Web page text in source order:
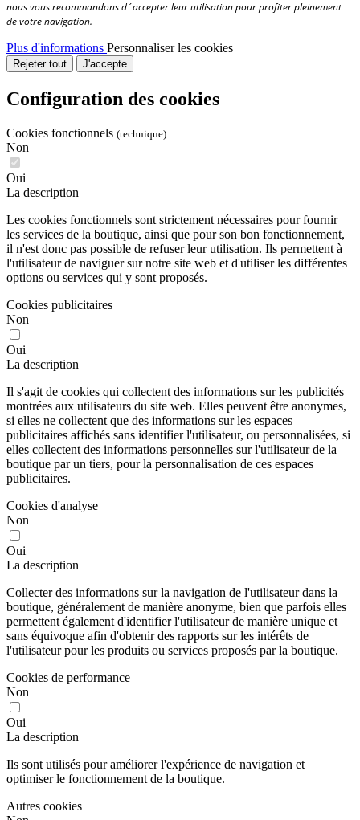
nous vous recommandons d´accepter leur utilisation pour profiter pleinement
de votre navigation.
Plus d'informations Personnaliser les cookies
Rejeter tout J'accepte
Configuration des cookies
Cookies fonctionnels (technique)
Non
Oui
La description
Les cookies fonctionnels sont strictement nécessaires pour fournir
les services de la boutique, ainsi que pour son bon fonctionnement,
il n'est donc pas possible de refuser leur utilisation. Ils permettent à
l'utilisateur de naviguer sur notre site web et d'utiliser les différentes
options ou services qui y sont proposés.
Cookies publicitaires
Non
Oui
La description
Il s'agit de cookies qui collectent des informations sur les publicités
montrées aux utilisateurs du site web. Elles peuvent être anonymes,
si elles ne collectent que des informations sur les espaces
publicitaires affichés sans identifier l'utilisateur, ou personnalisées, si
elles collectent des informations personnelles sur l'utilisateur de la
boutique par un tiers, pour la personnalisation de ces espaces
publicitaires.
Cookies d'analyse
Non
Oui
La description
Collecter des informations sur la navigation de l'utilisateur dans la
boutique, généralement de manière anonyme, bien que parfois elles
permettent également d'identifier l'utilisateur de manière unique et
sans équivoque afin d'obtenir des rapports sur les intérêts de
l'utilisateur pour les produits ou services proposés par la boutique.
Cookies de performance
Non
Oui
La description
Ils sont utilisés pour améliorer l'expérience de navigation et
optimiser le fonctionnement de la boutique.
Autres cookies